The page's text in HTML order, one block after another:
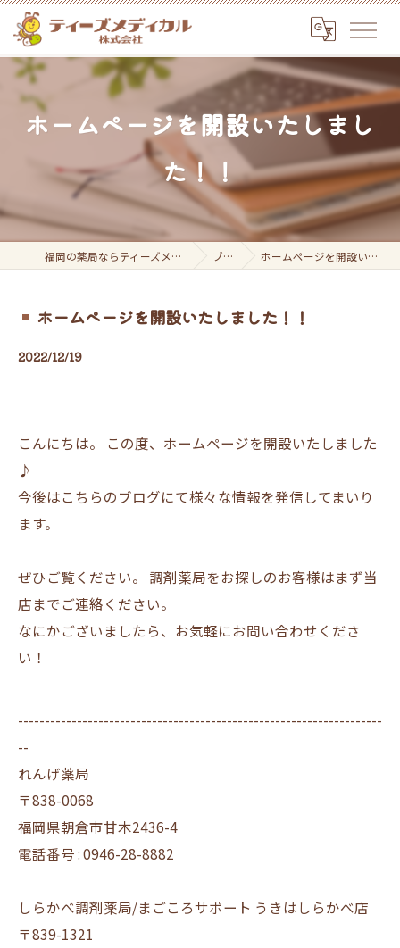
ホームページを開設いたしまし
た！！
福岡の薬局ならティーズメディカル株式会社 ブログ ホームページを開設いたしました！！
ホームページを開設いたしました！！
2022/12/19
こんにちは。 この度、ホームページを開設いたしました
♪
今後はこちらのブログにて様々な情報を発信してまいり
ます。
ぜひご覧ください。 調剤薬局をお探しのお客様はまず当
店までご連絡ください。
なにかございましたら、お気軽にお問い合わせくださ
い！
--------------------------------------------------------------------
--
れんげ薬局
〒838-0068
福岡県朝倉市甘木2436-4
電話番号 : 0946-28-8882
しらかべ調剤薬局/まごころサポート うきはしらかべ店
〒839-1321